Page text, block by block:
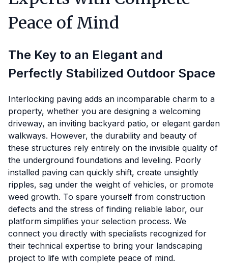
Peace of Mind
The Key to an Elegant and
Perfectly Stabilized Outdoor Space
Interlocking paving adds an incomparable charm to a
property, whether you are designing a welcoming
driveway, an inviting backyard patio, or elegant garden
walkways. However, the durability and beauty of
these structures rely entirely on the invisible quality of
the underground foundations and leveling. Poorly
installed paving can quickly shift, create unsightly
ripples, sag under the weight of vehicles, or promote
weed growth. To spare yourself from construction
defects and the stress of finding reliable labor, our
platform simplifies your selection process. We
connect you directly with specialists recognized for
their technical expertise to bring your landscaping
project to life with complete peace of mind.